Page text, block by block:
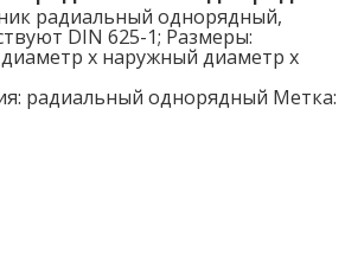
радиальный однорядный,
DIN 625-1; Размеры:
x наружный диаметр x
радиальный однорядный Метка: